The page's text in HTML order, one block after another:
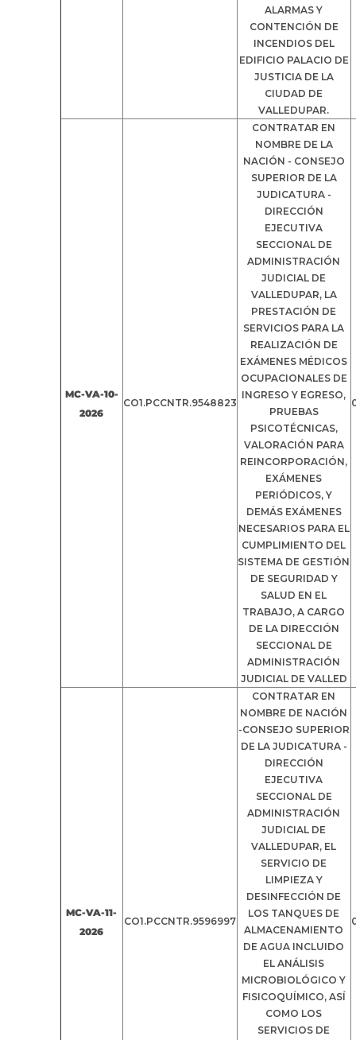
ALARMAS Y
CONTENCIÓN DE
INCENDIOS DEL
EDIFICIO PALACIO DE
JUSTICIA DE LA
CIUDAD DE
VALLEDUPAR.
MC-VA-10-
2026
CO1.PCCNTR.9548823
CONTRATAR EN
NOMBRE DE LA
NACIÓN - CONSEJO
SUPERIOR DE LA
JUDICATURA -
DIRECCIÓN
EJECUTIVA
SECCIONAL DE
ADMINISTRACIÓN
JUDICIAL DE
VALLEDUPAR, LA
PRESTACIÓN DE
SERVICIOS PARA LA
REALIZACIÓN DE
EXÁMENES MÉDICOS
OCUPACIONALES DE
INGRESO Y EGRESO,
PRUEBAS
PSICOTÉCNICAS,
VALORACIÓN PARA
REINCORPORACIÓN,
EXÁMENES
PERIÓDICOS, Y
DEMÁS EXÁMENES
NECESARIOS PARA EL
CUMPLIMIENTO DEL
SISTEMA DE GESTIÓN
DE SEGURIDAD Y
SALUD EN EL
TRABAJO, A CARGO
DE LA DIRECCIÓN
SECCIONAL DE
ADMINISTRACIÓN
JUDICIAL DE VALLED
MC-VA-11-
2026
CO1.PCCNTR.9596997
CONTRATAR EN
NOMBRE DE NACIÓN
-CONSEJO SUPERIOR
DE LA JUDICATURA -
DIRECCIÓN
EJECUTIVA
SECCIONAL DE
ADMINISTRACIÓN
JUDICIAL DE
VALLEDUPAR, EL
SERVICIO DE
LIMPIEZA Y
DESINFECCIÓN DE
LOS TANQUES DE
ALMACENAMIENTO
DE AGUA INCLUIDO
EL ANÁLISIS
MICROBIOLÓGICO Y
FISICOQUÍMICO, ASÍ
COMO LOS
SERVICIOS DE